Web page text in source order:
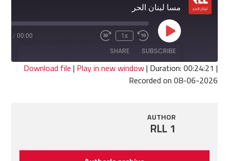
مسا لبنان الحر
Play
Episode
Rewind
10
Seconds
1x
Fast
seconds
00:00
/
SUBSCRIBE
SHARE
SHARE
Download file| Play in new window| Duration: 00:24:21 |
Recorded on 08-06-2026
AUTHOR
RLL 1